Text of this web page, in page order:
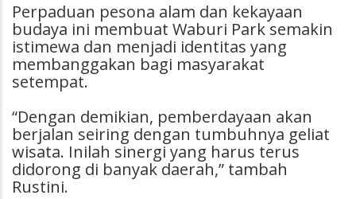
Perpaduan pesona alam dan kekayaan
budaya ini membuat Waburi Park semakin
istimewa dan menjadi identitas yang
membanggakan bagi masyarakat
setempat.
“Dengan demikian, pemberdayaan akan
berjalan seiring dengan tumbuhnya geliat
wisata. Inilah sinergi yang harus terus
didorong di banyak daerah,” tambah
Rustini.